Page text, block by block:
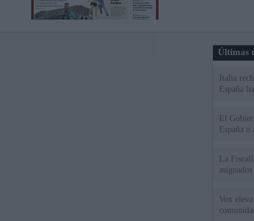
Últimas
Italia
España
El
España
La
Vox